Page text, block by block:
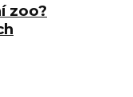
zoo?